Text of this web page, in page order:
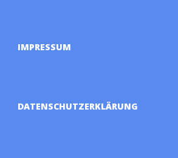
IMPRESSUM
DATENSCHUTZERKLÄRUNG